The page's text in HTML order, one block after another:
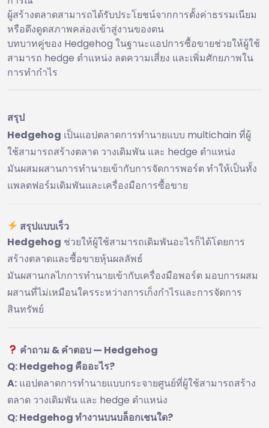
ผู้สร้างตลาดสามารถได้รับประโยชน์จากการตั้งค่าธรรมเนียม
หรือดึงดูดสภาพคล่องเข้าสู่งานของตน
บทบาทคู่ของ Hedgehog ในฐานะแอปการซื้อขายช่วยให้ผู้ใช้
สามารถ hedge ตำแหน่ง ลดความเสี่ยง และเพิ่มศักยภาพใน
การทำกำไร
สรุป
Hedgehog เป็นแอปตลาดการทำนายแบบ multichain ที่ผู้
ใช้สามารถสร้างตลาด วางเดิมพัน และ hedge ตำแหน่ง
มันผสมผสานการทำนายเข้ากับการจัดการพอร์ต ทำให้เป็นทั้ง
แพลตฟอร์มเดิมพันและเครื่องมือการซื้อขาย
สรุปแบบเร็ว
Hedgehog ช่วยให้ผู้ใช้สามารถเดิมพันอะไรก็ได้โดยการ
สร้างตลาดและซื้อขายหุ้นผลลัพธ์
มันผสานกลไกการทำนายเข้ากับเครื่องมือพอร์ต มอบการผสม
ผสานที่ไม่เหมือนใครระหว่างการเก็งกำไรและการจัดการ
สินทรัพย์
คำถาม & คำตอบ — Hedgehog
Q: Hedgehog คืออะไร?
A: แอปตลาดการทำนายแบบกระจายศูนย์ที่ผู้ใช้สามารถสร้าง
ตลาด วางเดิมพัน และ hedge ตำแหน่ง
Q: Hedgehog ทำงานบนบล็อกเชนใด?